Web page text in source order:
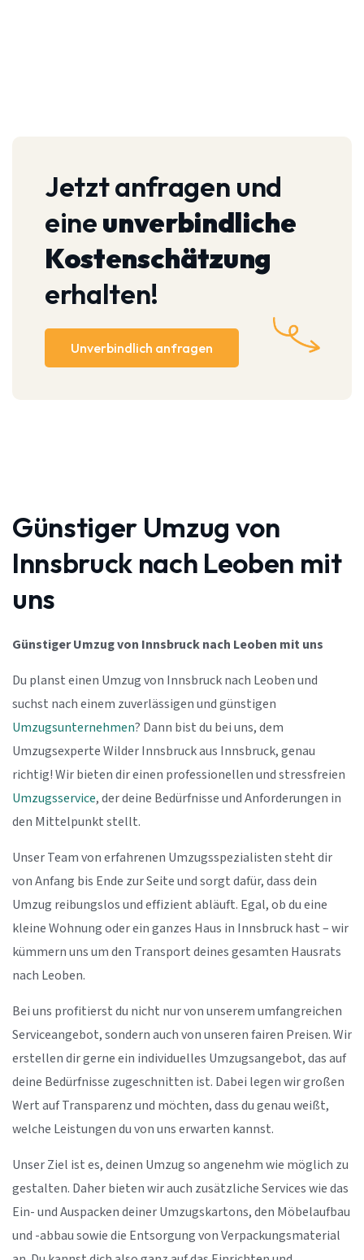
Jetzt anfragen und
eineunverbindliche
Kostenschätzung
erhalten!
Unverbindlich anfragen
Günstiger Umzug von
Innsbruck nach Leoben mit
uns
Günstiger Umzug von Innsbruck nach Leoben mit uns
Du planst einen Umzug von Innsbruck nach Leoben und
suchst nach einem zuverlässigen und günstigen
Umzugsunternehmen? Dann bist du bei uns, dem
Umzugsexperte Wilder Innsbruck aus Innsbruck, genau
richtig! Wir bieten dir einen professionellen und stressfreien
Umzugsservice, der deine Bedürfnisse und Anforderungen in
den Mittelpunkt stellt.
Unser Team von erfahrenen Umzugsspezialisten steht dir
von Anfang bis Ende zur Seite und sorgt dafür, dass dein
Umzug reibungslos und effizient abläuft. Egal, ob du eine
kleine Wohnung oder ein ganzes Haus in Innsbruck hast – wir
kümmern uns um den Transport deines gesamten Hausrats
nach Leoben.
Bei uns profitierst du nicht nur von unserem umfangreichen
Serviceangebot, sondern auch von unseren fairen Preisen. Wir
erstellen dir gerne ein individuelles Umzugsangebot, das auf
deine Bedürfnisse zugeschnitten ist. Dabei legen wir großen
Wert auf Transparenz und möchten, dass du genau weißt,
welche Leistungen du von uns erwarten kannst.
Unser Ziel ist es, deinen Umzug so angenehm wie möglich zu
gestalten. Daher bieten wir auch zusätzliche Services wie das
Ein- und Auspacken deiner Umzugskartons, den Möbelaufbau
und -abbau sowie die Entsorgung von Verpackungsmaterial